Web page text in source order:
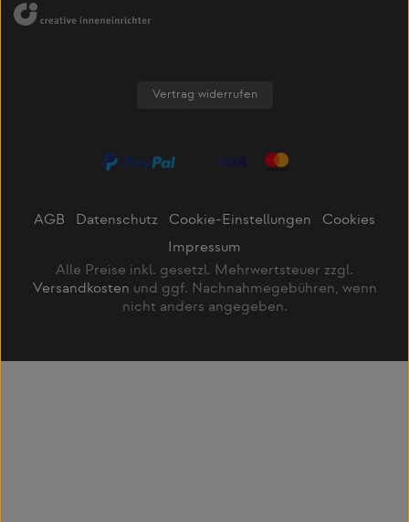
Vertrag widerrufen
AGB Datenschutz Cookie-Einstellungen
Cookies
Impressum
Alle Preise inkl. gesetzl. Mehrwertsteuer zzgl.
Versandkosten und ggf. Nachnahmegebühren, wenn
nicht anders angegeben.